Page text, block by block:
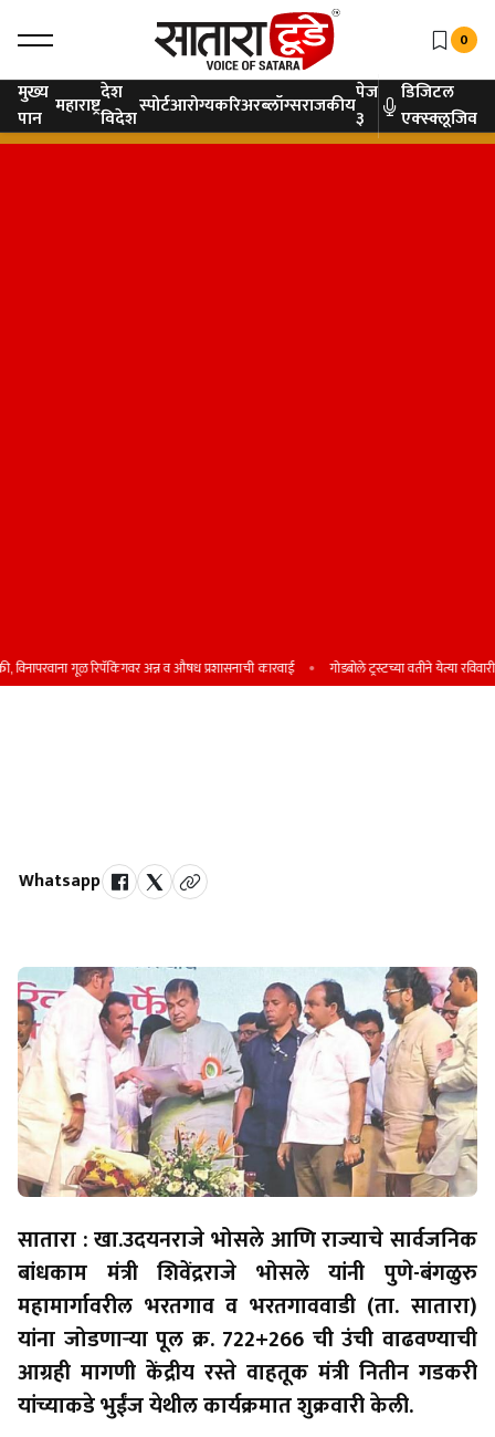
0
मुख्य
पान महाराष्ट्रदेश
विदेशस्पोर्टआरोग्यकरिअरब्लॉग्सराजकीयपेज
३
डिजिटल
एक्स्क्लूजिव
गूळ रिपॅकिंगवर अन्न व औषध प्रशासनाची कारवाई गोडबोले ट्रस्टच्या वतीने येत्या रविवारी
Whatsapp
सातारा : खा.उदयनराजे भोसले आणि राज्याचे सार्वजनिक
बांधकाम मंत्री शिवेंद्रराजे भोसले यांनी पुणे-बंगळुरु
महामार्गावरील भरतगाव व भरतगाववाडी (ता. सातारा)
यांना जोडणाऱ्या पूल क्र. 722+266 ची उंची वाढवण्याची
आग्रही मागणी केंद्रीय रस्ते वाहतूक मंत्री नितीन गडकरी
यांच्याकडे भुईंज येथील कार्यक्रमात शुक्रवारी केली.